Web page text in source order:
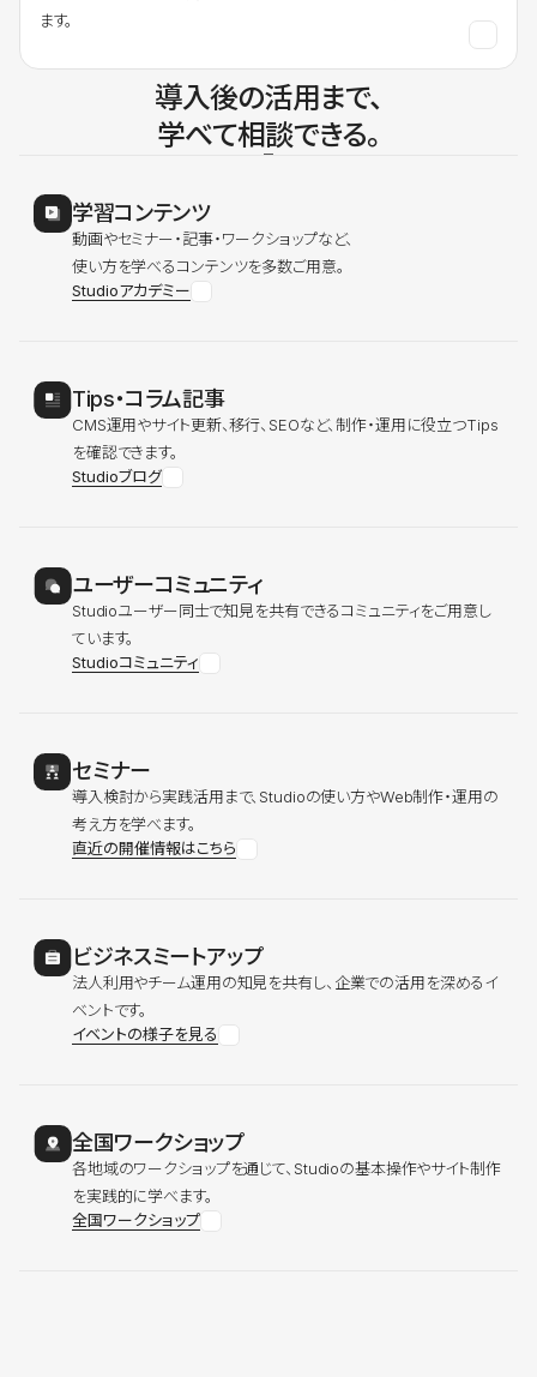
ます。
導入後の活用まで、
学べて相談できる。
学習コンテンツ
動画やセミナー・記事・ワークショップなど、
使い方を学べるコンテンツを多数ご用意。
Studioアカデミー
Tips・コラム記事
CMS運用やサイト更新、移行、SEOなど、制作・運用に役立つTips
を確認できます。
Studioブログ
ユーザーコミュニティ
Studioユーザー同士で知見を共有できるコミュニティをご用意し
ています。
Studioコミュニティ
セミナー
導入検討から実践活用まで、Studioの使い方やWeb制作・運用の
考え方を学べます。
直近の開催情報はこちら
ビジネスミートアップ
法人利用やチーム運用の知見を共有し、企業での活用を深めるイ
ベントです。
イベントの様子を見る
全国ワークショップ
各地域のワークショップを通じて、Studioの基本操作やサイト制作
を実践的に学べます。
全国ワークショップ